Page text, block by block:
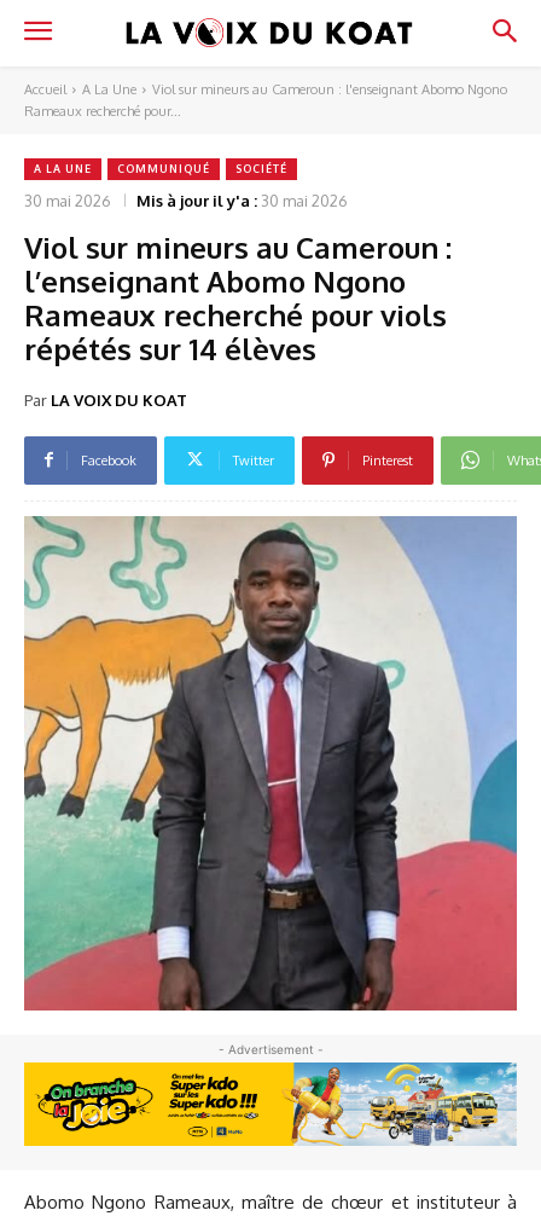
Accueil A La Une
Viol sur mineurs au Cameroun : l'enseignant Abomo Ngono
Rameaux recherché pour...
A LA UNE COMMUNIQUÉ SOCIÉTÉ
30 mai 2026 Mis à jour il y'a : 30 mai 2026
Viol sur mineurs au Cameroun :
l’enseignant Abomo Ngono
Rameaux recherché pour viols
répétés sur 14 élèves
Par LA VOIX DU KOAT
Facebook Twitter Pinterest
- Advertisement -
Abomo Ngono Rameaux, maître de chœur et instituteur à